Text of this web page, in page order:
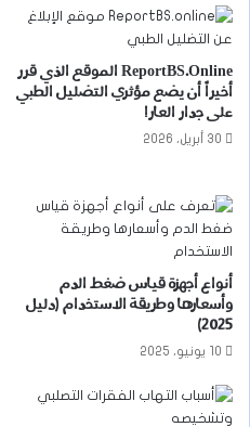
ReportBS.Online الموقع الذي قرر
أخيراً أن يضع مؤثري التضليل الطبي
على جدار العار!
30 أبريل، 2026
أنواع أجهزة قياس ضغط الدم
وأسعارها وطريقة الاستخدام (دليل
2025)
10 يونيو، 2025